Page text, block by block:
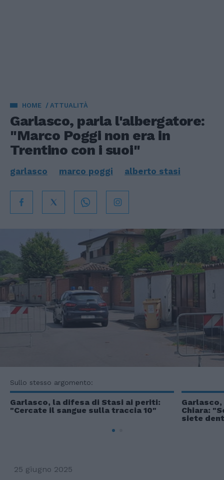
HOME ATTUALITÀ
Garlasco, parla l'albergatore:
"Marco Poggi non era in
Trentino con i suoi"
garlasco marco poggi alberto stasi
Sullo stesso argomento:
Garlasco, la difesa di Stasi ai periti:
"Cercate il sangue sulla traccia 10"
Chiara:
siete
25 giugno 2025